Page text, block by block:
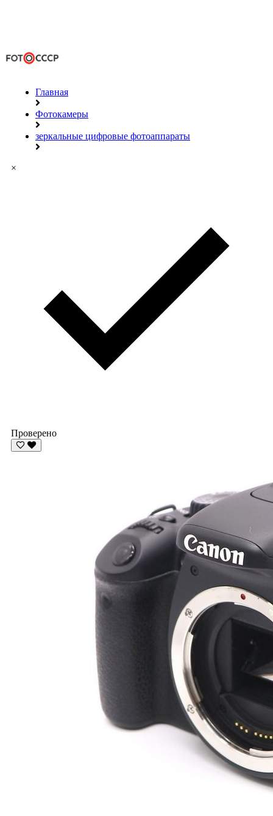
Главная
Фотокамеры
зеркальные цифровые фотоаппараты
×
Проверено